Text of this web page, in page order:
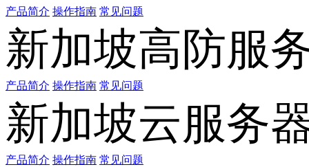
产品简介 操作指南 常见问题
新加坡高防服
产品简介 操作指南 常见问题
新加坡云服务
产品简介 操作指南 常见问题